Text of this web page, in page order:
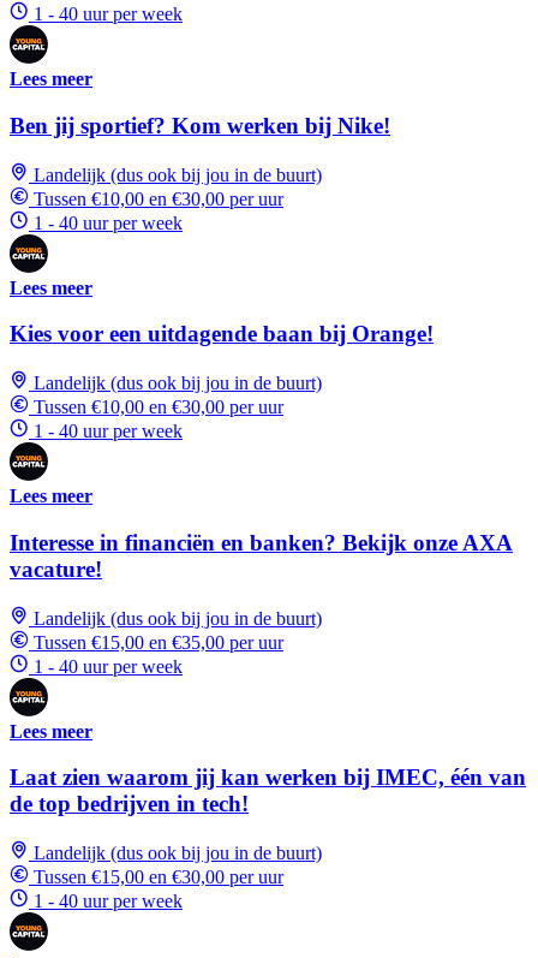
1 - 40 uur per week
Lees meer
Ben jij sportief? Kom werken bij Nike!
Landelijk (dus ook bij jou in de buurt)
Tussen €10,00 en €30,00 per uur
1 - 40 uur per week
Lees meer
Kies voor een uitdagende baan bij Orange!
Landelijk (dus ook bij jou in de buurt)
Tussen €10,00 en €30,00 per uur
1 - 40 uur per week
Lees meer
Interesse in financiën en banken? Bekijk onze AXA
vacature!
Landelijk (dus ook bij jou in de buurt)
Tussen €15,00 en €35,00 per uur
1 - 40 uur per week
Lees meer
Laat zien waarom jij kan werken bij IMEC, één van
de top bedrijven in tech!
Landelijk (dus ook bij jou in de buurt)
Tussen €15,00 en €30,00 per uur
1 - 40 uur per week